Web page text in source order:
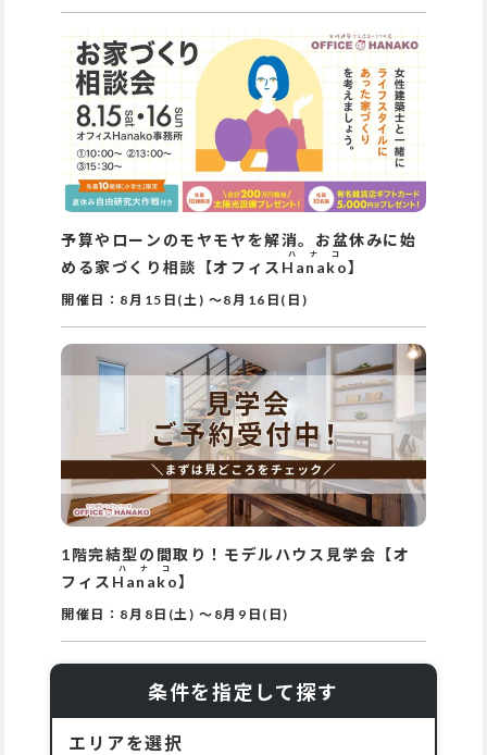
予算やローンのモヤモヤを解消。お盆休みに始
める家づくり相談【オフィス Hanako
ハナコ
】
開催日： 8月15日(土) ～8月16日(日)
1階完結型の間取り！モデルハウス見学会【オ
フィス Hanako
ハナコ
】
開催日： 8月8日(土) ～ 8月9日(日)
条件を指定して探す
エリアを選択